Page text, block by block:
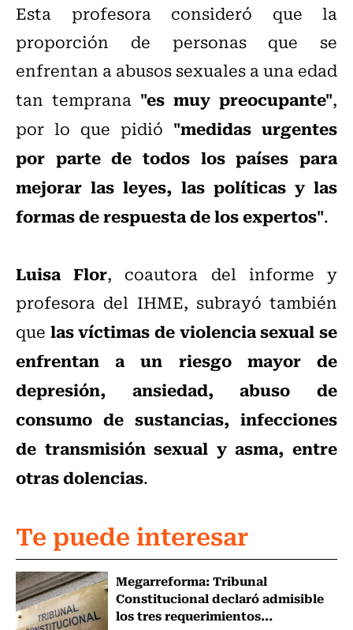
Esta profesora consideró que la
proporción de personas que se
enfrentan a abusos sexuales a una edad
tan temprana "es muy preocupante",
por lo que pidió "medidas urgentes
por parte de todos los países para
mejorar las leyes, las políticas y las
formas de respuesta de los expertos".
Luisa Flor, coautora del informe y
profesora del IHME, subrayó también
que las víctimas de violencia sexual se
enfrentan a un riesgo mayor de
depresión, ansiedad, abuso de
consumo de sustancias, infecciones
de transmisión sexual y asma, entre
otras dolencias.
Te puede interesar
Megarreforma: Tribunal
Constitucional declaró admisible
los tres requerimientos...